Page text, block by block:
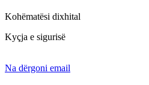
Kohëmatësi dixhital
Kyçja e sigurisë
Na dërgoni email